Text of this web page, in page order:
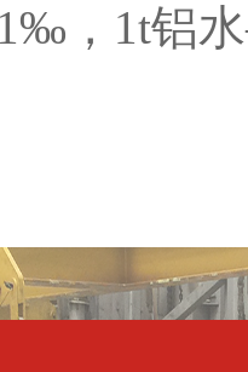
，1t铝